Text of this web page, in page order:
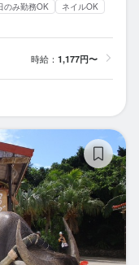
のみ勤務OK
ネイルOK
時給： 1,177円〜